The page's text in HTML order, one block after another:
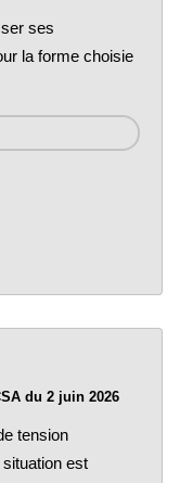
ses
la forme choisie
du 2 juin 2026
tension
est